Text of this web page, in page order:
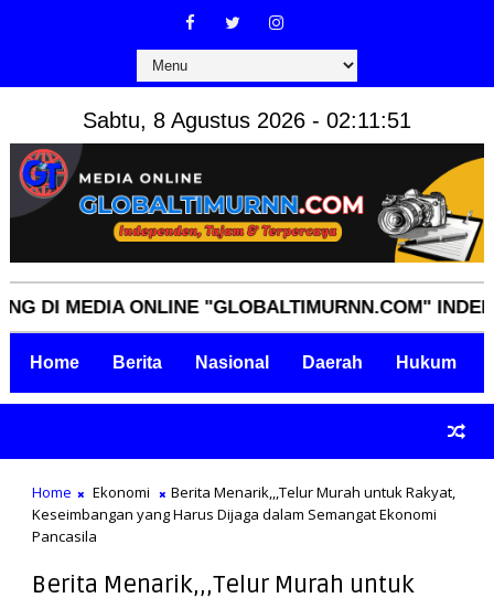
Sabtu, 8 Agustus 2026 - 02:11:52
ONLINE "GLOBALTIMURNN.COM"
Home Berita Nasional Daerah Hukum
Home Ekonomi
Berita Menarik,,,Telur Murah untuk Rakyat,
Keseimbangan yang Harus Dijaga dalam Semangat Ekonomi
Pancasila
Berita Menarik,,,Telur Murah untuk